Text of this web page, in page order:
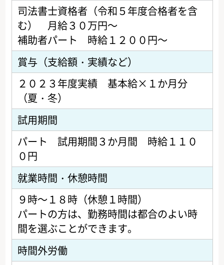
司法書士資格者（令和５年度合格者を含
む） 月給３０万円～
補助者パート 時給１２００円～
賞与（支給額・実績など）
２０２３年度実績 基本給×１か月分
（夏・冬）
試用期間
パート 試用期間３か月間 時給１１０
０円
就業時間・休憩時間
９時～１８時（休憩１時間）
パートの方は、勤務時間は都合のよい時
間を選ぶことができます。
時間外労働